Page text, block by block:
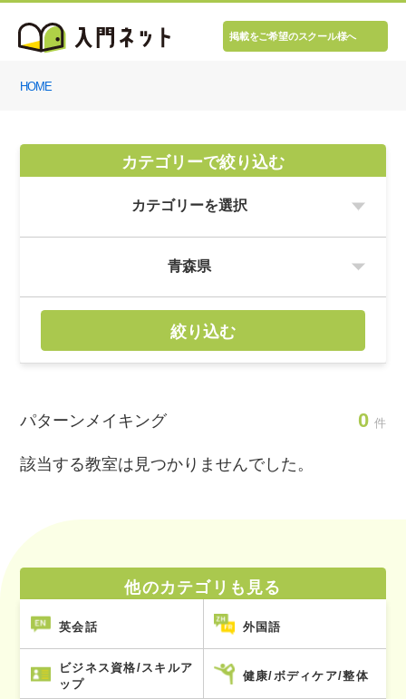
掲載をご希望のスクール様へ
HOME
カテゴリーで絞り込む
絞り込む
パターンメイキング 0 件
該当する教室は見つかりませんでした。
他のカテゴリも見る
英会話 外国語
ビジネス資格/スキルア
ップ
健康/ボディケア/整体